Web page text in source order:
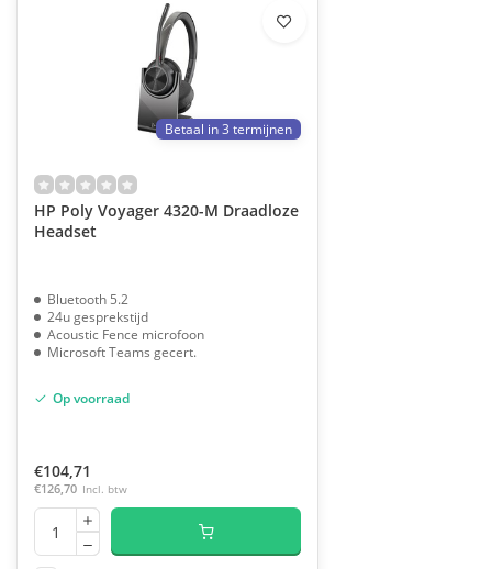
Betaal in 3 termijnen
HP Poly Voyager 4320-M Draadloze
Headset
Bluetooth 5.2
24u gesprekstijd
Acoustic Fence microfoon
Microsoft Teams gecert.
Op voorraad
€104,71
€126,70 Incl. btw